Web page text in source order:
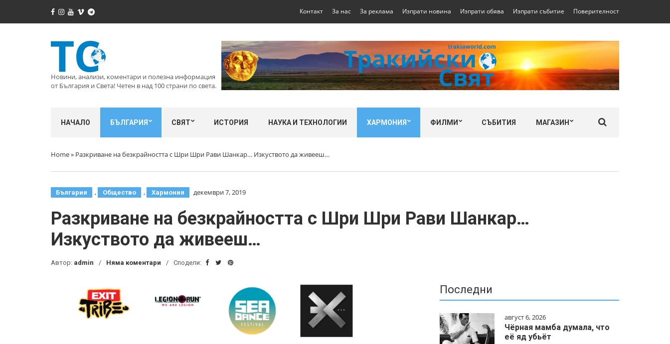
Контакт За нас За реклама Изпрати новина Изпрати обява Изпрати събитие Поверителност
Новини, анализи, коментари и полезна информация
от България и Света! Четен в над 100 страни по света.
НАЧАЛО БЪЛГАРИЯ СВЯТ ИСТОРИЯ НАУКА И ТЕХНОЛОГИИ ХАРМОНИЯ ФИЛМИ СЪБИТИЯ МАГАЗИН
Home» Разкриване на безкрайността с Шри Шри Рави Шанкар… Изкуството да живееш…
България , Общество , Хармония декември 7, 2019
Разкриване на безкрайността с Шри Шри Рави Шанкар…
Изкуството да живееш…
Автор: admin Няма коментари Сподели:
Последни
август 6, 2026
Чёрная мамба думала, что
её яд убьёт